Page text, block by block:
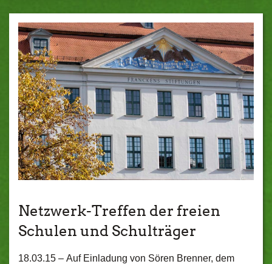
Netzwerk-Treffen der freien
Schulen und Schulträger
18.03.15 – Auf Einladung von Sören Brenner, dem